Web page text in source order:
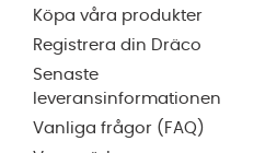
Köpa våra produkter
Registrera din Dräco
Senaste
leveransinformationen
Vanliga frågor (FAQ)